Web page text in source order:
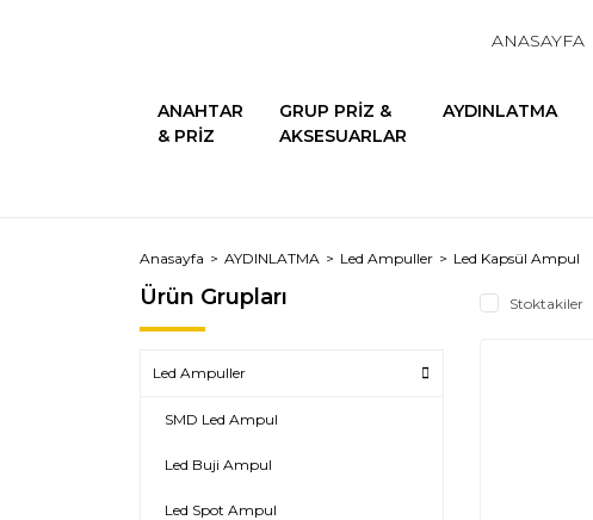
ANASAYFA
ANAHTAR
& PRİZ
GRUP PRİZ &
AKSESUARLAR
AYDINLATMA
Anasayfa AYDINLATMA Led Ampuller Led Kapsül Ampul
Ürün Grupları
Led Ampuller
SMD Led Ampul
Led Buji Ampul
Led Spot Ampul
Stoktakiler